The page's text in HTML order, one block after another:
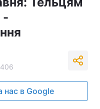
-
нас в Google